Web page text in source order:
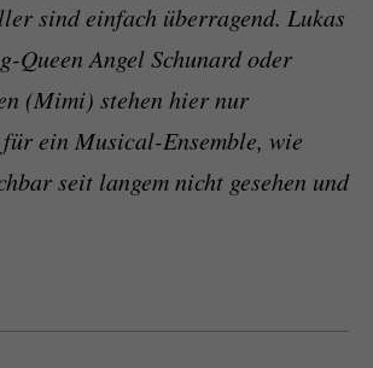
sind einfach überragend. Lukas
Queen Angel Schunard oder
(Mimi) stehen hier nur
ein Musical-Ensemble, wie
seit langem nicht gesehen und